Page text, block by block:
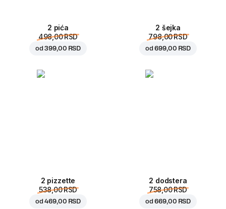
2 pića
498,00 RSD
od399,00 RSD
2 šejka
798,00 RSD
od699,00 RSD
2 pizzette
538,00 RSD
od469,00 RSD
2 dodstera
758,00 RSD
od669,00 RSD